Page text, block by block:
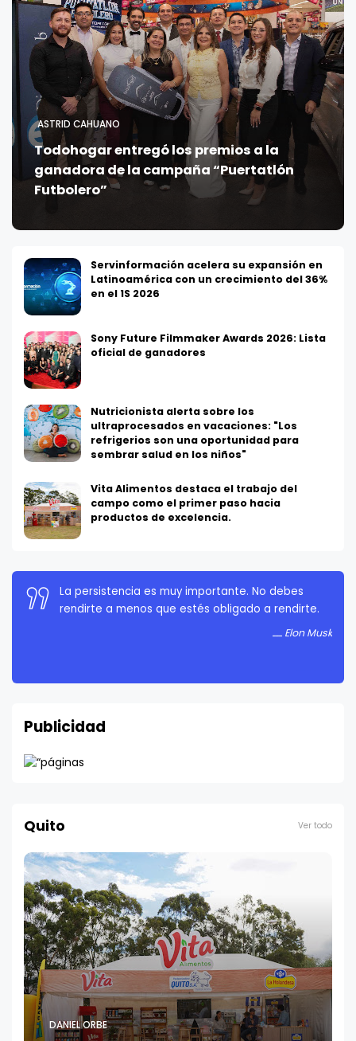
ASTRID CAHUANO
Todohogar entregó los premios a la
ganadora de la campaña “Puertatlón
Futbolero”
Servinformación acelera su expansión en
Latinoamérica con un crecimiento del 36%
en el 1S 2026
Sony Future Filmmaker Awards 2026: Lista
oficial de ganadores
Nutricionista alerta sobre los
ultraprocesados en vacaciones: "Los
refrigerios son una oportunidad para
sembrar salud en los niños"
Vita Alimentos destaca el trabajo del
campo como el primer paso hacia
productos de excelencia.
La persistencia es muy importante. No debes
rendirte a menos que estés obligado a rendirte.
Elon Musk
Publicidad
Quito Ver todo
DANIEL ORBE